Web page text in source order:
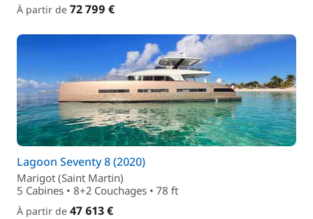
À partir de 72 799 €
Lagoon Seventy 8 (2020)
Marigot (Saint Martin)
5 Cabines • 8+2 Couchages • 78 ft
À partir de 47 613 €